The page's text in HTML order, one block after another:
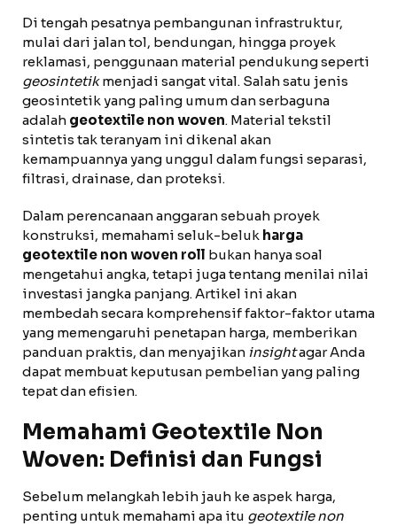
Di tengah pesatnya pembangunan infrastruktur,
mulai dari jalan tol, bendungan, hingga proyek
reklamasi, penggunaan material pendukung seperti
geosintetikmenjadi sangat vital. Salah satu jenis
geosintetik yang paling umum dan serbaguna
adalah geotextile non woven. Material tekstil
sintetis tak teranyam ini dikenal akan
kemampuannya yang unggul dalam fungsi separasi,
filtrasi, drainase, dan proteksi.
Dalam perencanaan anggaran sebuah proyek
konstruksi, memahami seluk-beluk harga
geotextile non woven roll bukan hanya soal
mengetahui angka, tetapi juga tentang menilai nilai
investasi jangka panjang. Artikel ini akan
membedah secara komprehensif faktor-faktor utama
yang memengaruhi penetapan harga, memberikan
panduan praktis, dan menyajikan insightagar Anda
dapat membuat keputusan pembelian yang paling
tepat dan efisien.
Memahami Geotextile Non
Woven: Definisi dan Fungsi
Sebelum melangkah lebih jauh ke aspek harga,
penting untuk memahami apa itu geotextile non